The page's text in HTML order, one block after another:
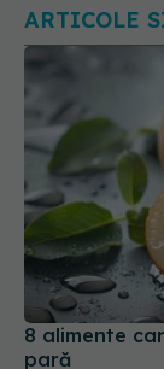
ARTICOLE
8 alimente
pară